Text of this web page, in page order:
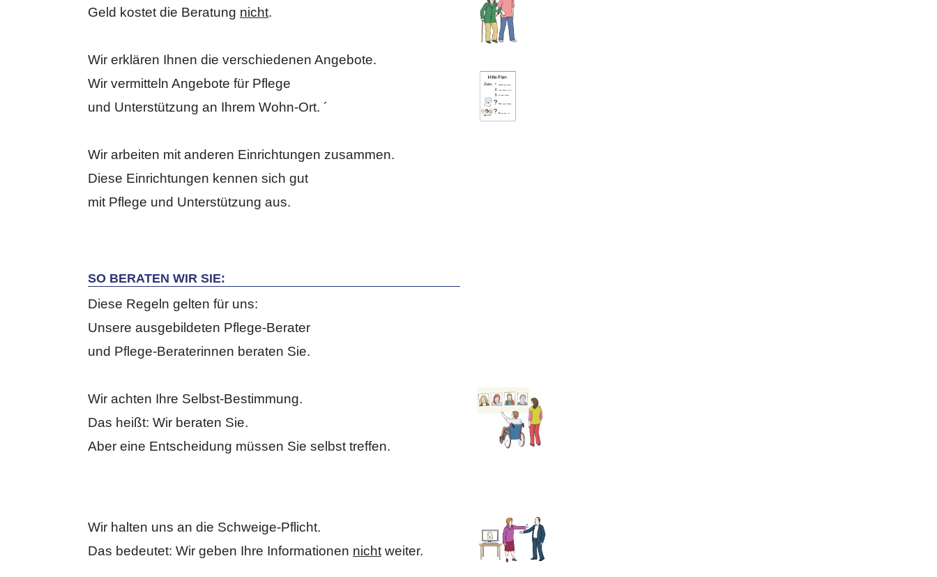
Geld kostet die Beratung nicht.
Wir erklären Ihnen die verschiedenen Angebote.
Wir vermitteln Angebote für Pflege
und Unterstützung an Ihrem Wohn-Ort. ´
Wir arbeiten mit anderen Einrichtungen zusammen.
Diese Einrichtungen kennen sich gut
mit Pflege und Unterstützung aus.
SO BERATEN WIR SIE:
Diese Regeln gelten für uns:
Unsere ausgebildeten Pflege-Berater
und Pflege-Beraterinnen beraten Sie.
Wir achten Ihre Selbst-Bestimmung.
Das heißt: Wir beraten Sie.
Aber eine Entscheidung müssen Sie selbst treffen.
Wir halten uns an die Schweige-Pflicht.
Das bedeutet: Wir geben Ihre Informationen nichtweiter.